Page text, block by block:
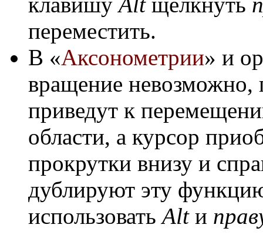
переместить.
В «Аксонометрии» и
вращение невозможно,
приведут к
области, а курсор
прокрутки внизу и
дублируют эту
использоватьAltи